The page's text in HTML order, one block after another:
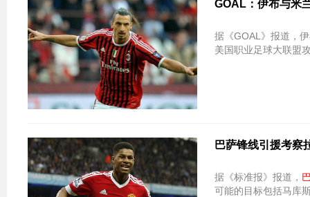
GOAL：伊布与米
据《GOAL》报道，
美国职业足球大联盟
巴萨锋线引援考察
据《标准报》报道，
可能的目标包括马库